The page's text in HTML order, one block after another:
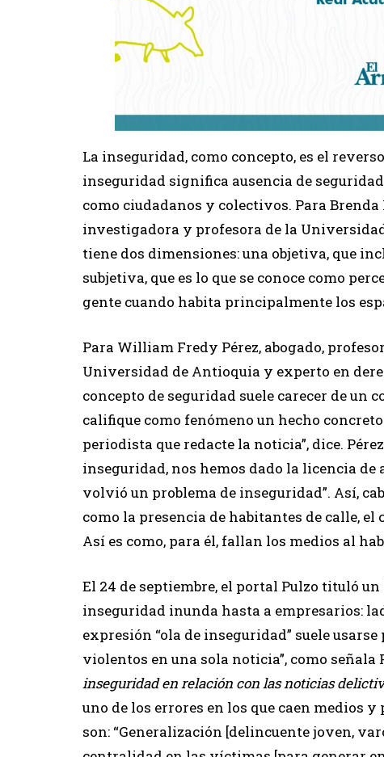
La inseguridad, como concepto, es el
inseguridad significa ausencia de
como ciudadanos y colectivos. Para
investigadora y profesora de la
tiene dos dimensiones: una objetiva, que
subjetiva, que es lo que se conoce como
gente cuando habita principalmente los
Para William Fredy Pérez, abogado,
Universidad de Antioquia y experto en
concepto de seguridad suele carecer de
califique como fenómeno un hecho
periodista que redacte la noticia”, dice.
inseguridad, nos hemos dado la licencia de
volvió un problema de inseguridad”. Así,
como la presencia de habitantes de calle,
Así es como, para él, fallan los medios al
El 24 de septiembre, el portal Pulzo tituló un
inseguridad inunda hasta a empresarios:
expresión “ola de inseguridad” suele
violentos en una sola noticia”, como señala
inseguridad en relación con las noticias
uno de los errores en los que caen medios
son: “Generalización [delincuente joven,